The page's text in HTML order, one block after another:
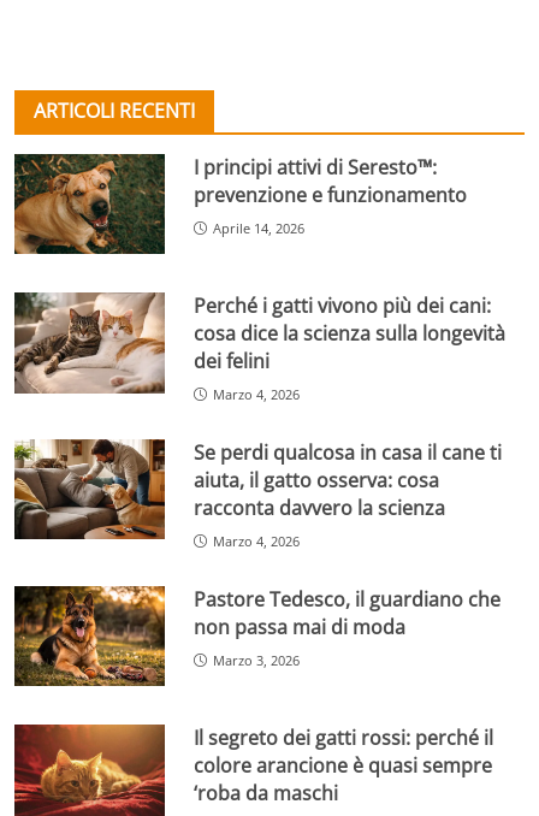
ARTICOLI RECENTI
I principi attivi di Seresto™:
prevenzione e funzionamento
Aprile 14, 2026
Perché i gatti vivono più dei cani:
cosa dice la scienza sulla longevità
dei felini
Marzo 4, 2026
Se perdi qualcosa in casa il cane ti
aiuta, il gatto osserva: cosa
racconta davvero la scienza
Marzo 4, 2026
Pastore Tedesco, il guardiano che
non passa mai di moda
Marzo 3, 2026
Il segreto dei gatti rossi: perché il
colore arancione è quasi sempre
‘roba da maschi